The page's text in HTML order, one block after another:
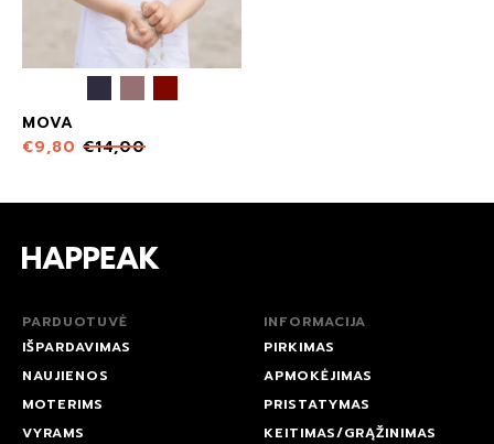
MOVA
€9,80 €14,00
PARDUOTUVĖ
IŠPARDAVIMAS
NAUJIENOS
MOTERIMS
VYRAMS
INFORMACIJA
PIRKIMAS
APMOKĖJIMAS
PRISTATYMAS
KEITIMAS/GRĄŽINIMAS